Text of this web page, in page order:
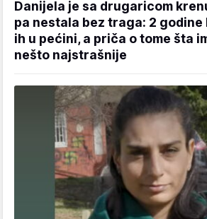
Danijela je sa drugaricom
pa nestala bez traga: 2 godine
ih u pećini, a priča o tome šta
nešto najstrašnije